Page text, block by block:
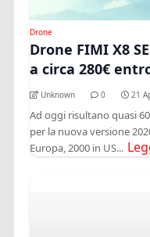
Drone
Drone FIMI X8
a circa 280€
Unknown 0 21
Ad oggi risultano quasi
per la nuova versione
Europa, 2000 in US...